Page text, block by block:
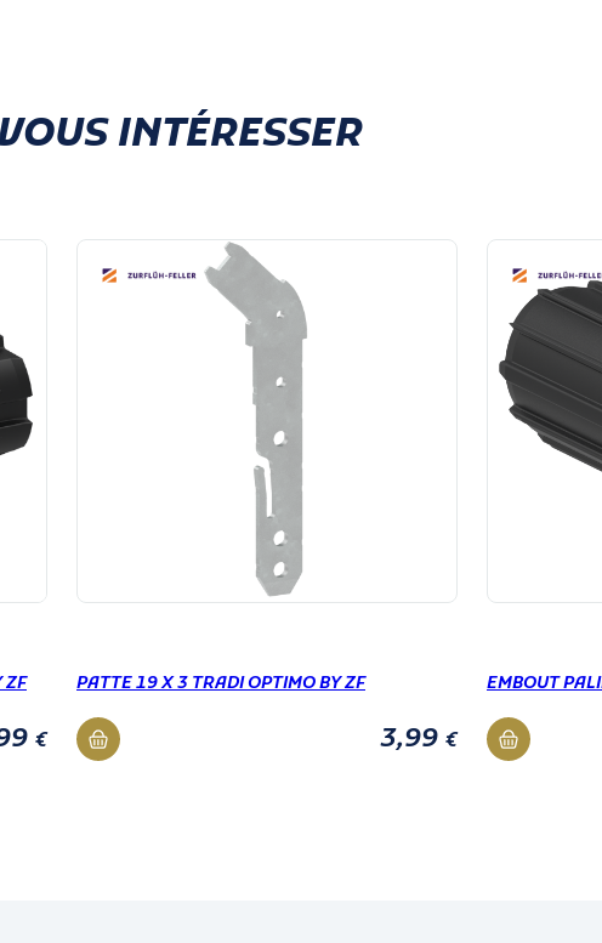
INTÉRESSER
ZF
€
PATTE 19 X 3 TRADI OPTIMO BY ZF
3,99 €
EMBOUT